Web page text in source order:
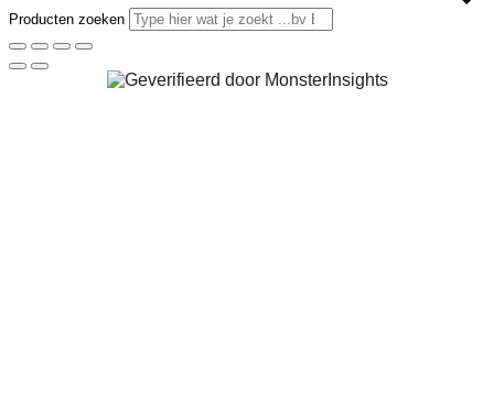
Producten zoeken